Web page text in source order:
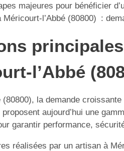
majeures pour bénéficier
Méricourt-l’Abbé (80800) :
l’Abbé
(80800), la demande croissante
aujourd’hui une
garantir performance,
réalisées par un artisan à